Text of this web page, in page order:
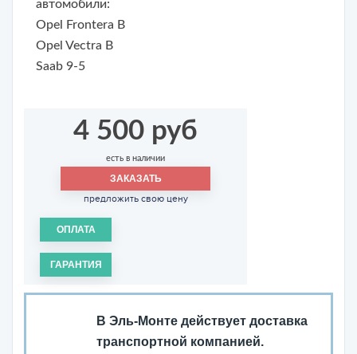
автомобили:
Opel Frontera B
Opel Vectra B
Saab 9-5
4 500 руб
есть в наличии
ЗАКАЗАТЬ
предложить свою цену
ОПЛАТА
ГАРАНТИЯ
В Эль-Монте действует доставка
транспортной компанией.